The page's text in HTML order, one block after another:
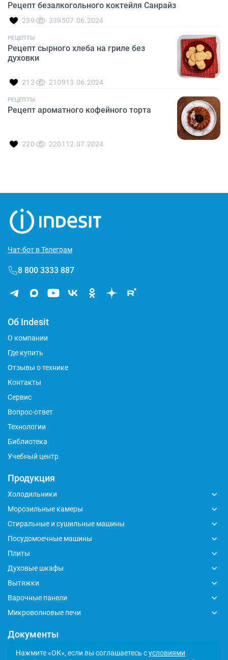
Рецепт безалкогольного коктейля Санрайз
239 339507.06.2024
РЕЦЕПТЫ
Рецепт сырного хлеба на гриле без
духовки
212 210913.06.2024
РЕЦЕПТЫ
Рецепт ароматного кофейного торта
220 2201 12.07.2024
Чат-бот в Телеграм
8 800 3333 887
Об Indesit
О компании
Где купить
Отзывы о технике
Контакты
Сервис
Вопрос-ответ
Технологии
Библиотека
Учебный центр
Продукция
Холодильники
Морозильные камеры
Стиральные и сушильные машины
Посудомоечные машины
Плиты
Духовые шкафы
Вытяжки
Варочные панели
Микроволновые печи
Документы
Глобальный кодекс делового поведения
Нажмите «ОК», если вы соглашаетесь сусловиями